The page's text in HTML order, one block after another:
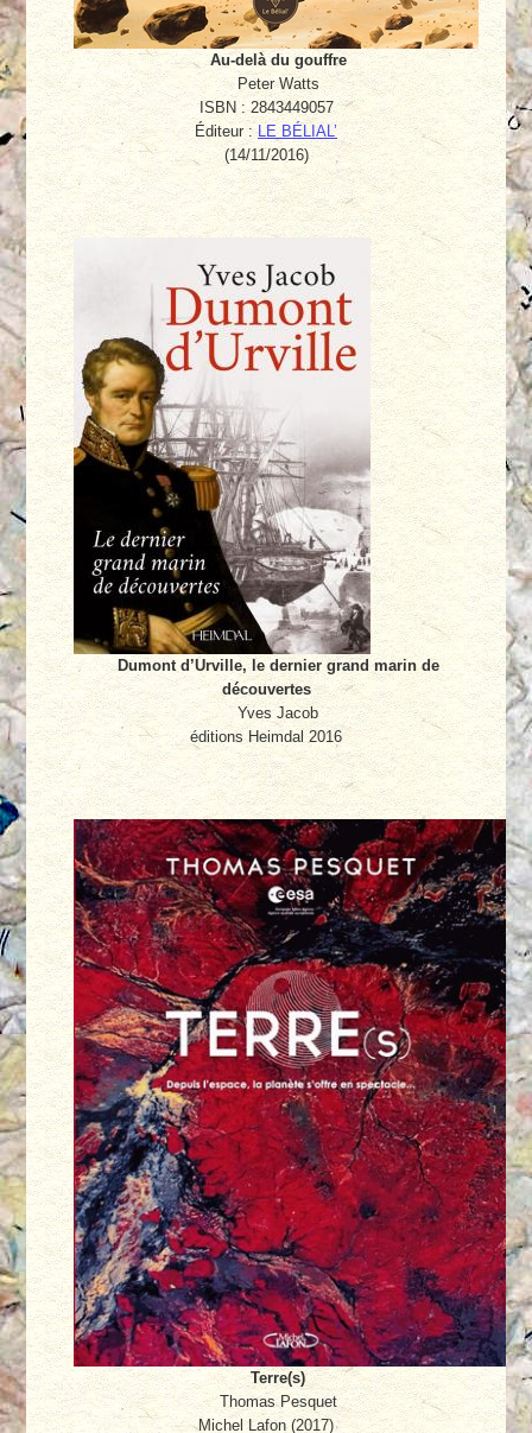
Au-delà du gouffre
Peter Watts
ISBN : 2843449057
Éditeur :
LE BÉLIAL’
(14/11/2016)
Dumont d’Urville, le dernier grand marin de
découvertes
Yves Jacob
éditions Heimdal 2016
Terre(s)
Thomas Pesquet
Michel Lafon (2017)